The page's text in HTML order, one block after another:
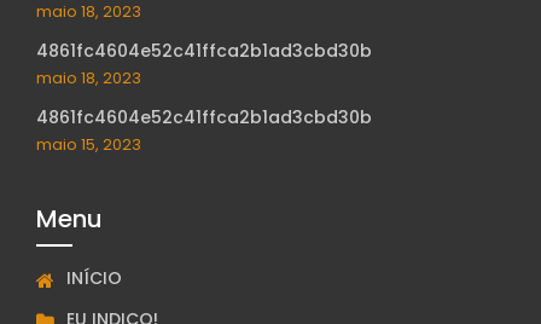
maio 18, 2023
4861fc4604e52c41ffca2b1ad3cbd30b
maio 18, 2023
4861fc4604e52c41ffca2b1ad3cbd30b
maio 15, 2023
Menu
INÍCIO